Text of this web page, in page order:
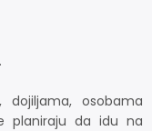
dojiljama, osobama
planiraju da idu na